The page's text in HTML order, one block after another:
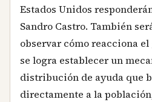
Estados Unidos
Sandro Castro. También
observar cómo reacciona
se logra establecer un
distribución de ayuda que
directamente a la